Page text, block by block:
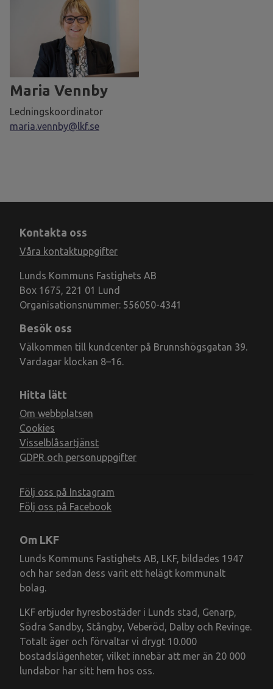
Maria Vennby
Ledningskoordinator
maria.vennby@lkf.se
Kontakta oss
Våra kontaktuppgifter
Lunds Kommuns Fastighets AB
Box 1675, 221 01 Lund
Organisationsnummer: 556050-4341
Besök oss
Välkommen till kundcenter på Brunnshögsgatan 39.
Vardagar klockan 8–16.
Hitta lätt
Om webbplatsen
Cookies
Visselblåsartjänst
GDPR och personuppgifter
Följ oss på Instagram
Följ oss på Facebook
Om LKF
Lunds Kommuns Fastighets AB, LKF, bildades 1947
och har sedan dess varit ett helägt kommunalt
bolag.
LKF erbjuder hyresbostäder i Lunds stad, Genarp,
Södra Sandby, Stångby, Veberöd, Dalby och Revinge.
Totalt äger och förvaltar vi drygt 10.000
bostadslägenheter, vilket innebär att mer än 20 000
lundabor har sitt hem hos oss.